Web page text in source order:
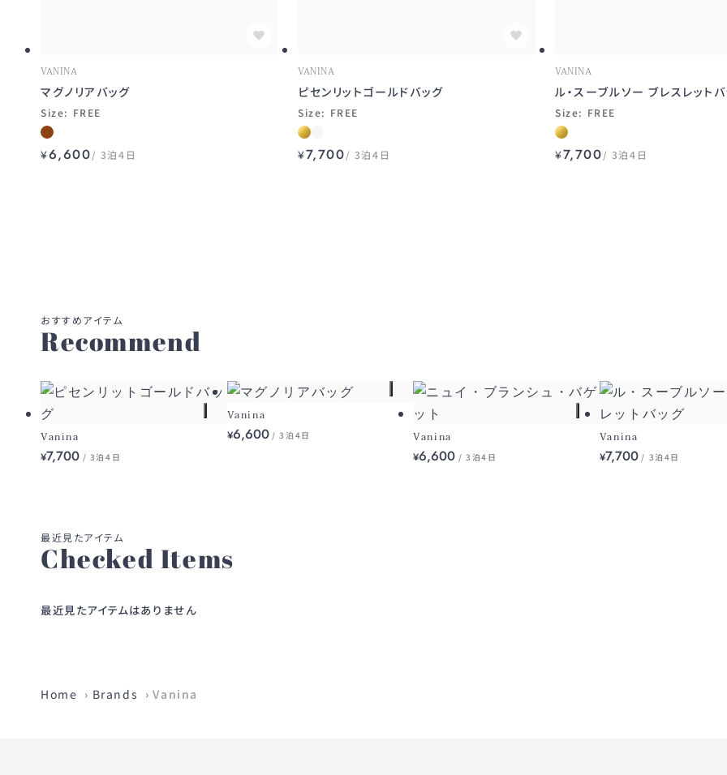
VANINA
マグノリアバッグ
Size: FREE
¥6,600 3泊4日
VANINA
ピセンリットゴールドバッグ
Size: FREE
¥7,700 3泊4日
VANINA
ル・スーブルソー ブレスレットバ
Size: FREE
¥7,700 3泊4日
Recommend
Vanina
¥7,700 / 3泊4日
Vanina
¥6,600/ 3泊4日 Vanina
¥6,600 / 3泊4日
Vanina
¥7,700/ 3泊4日
Checked Items
最近見たアイテムはありません
Home Brands Vanina